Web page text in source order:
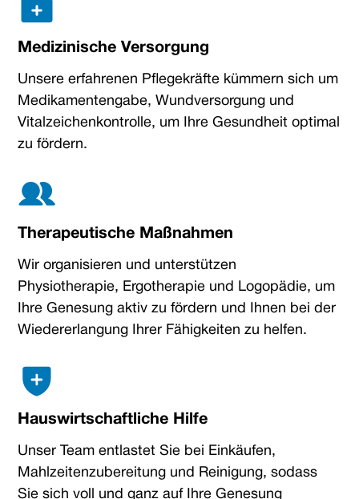
Medizinische Versorgung
Unsere erfahrenen Pflegekräfte kümmern sich um
Medikamentengabe, Wundversorgung und
Vitalzeichenkontrolle, um Ihre Gesundheit optimal
zu fördern.
Therapeutische Maßnahmen
Wir organisieren und unterstützen
Physiotherapie, Ergotherapie und Logopädie, um
Ihre Genesung aktiv zu fördern und Ihnen bei der
Wiedererlangung Ihrer Fähigkeiten zu helfen.
Hauswirtschaftliche Hilfe
Unser Team entlastet Sie bei Einkäufen,
Mahlzeitenzubereitung und Reinigung, sodass
Sie sich voll und ganz auf Ihre Genesung